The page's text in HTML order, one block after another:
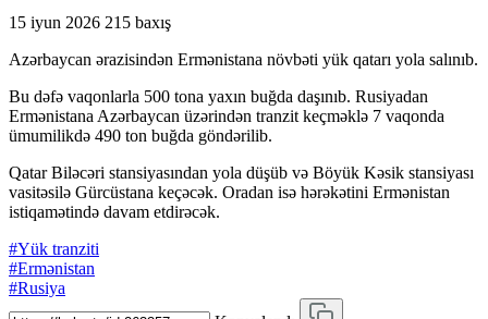
15 iyun 2026 215 baxış
Azərbaycan ərazisindən Ermənistana növbəti yük qatarı yola salınıb.
Bu dəfə vaqonlarla 500 tona yaxın buğda daşınıb. Rusiyadan
Ermənistana Azərbaycan üzərindən tranzit keçməklə 7 vaqonda
ümumilikdə 490 ton buğda göndərilib.
Qatar Biləcəri stansiyasından yola düşüb və Böyük Kəsik stansiyası
vasitəsilə Gürcüstana keçəcək. Oradan isə hərəkətini Ermənistan
istiqamətində davam etdirəcək.
#Yük tranziti
#Ermənistan
#Rusiya